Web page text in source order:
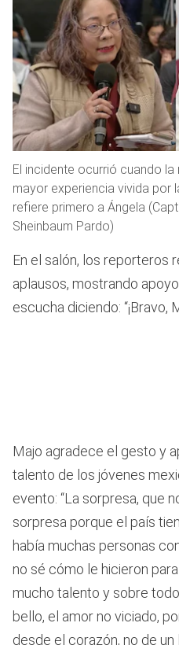
El incidente ocurrió cuando
mayor experiencia vivida por
refiere primero a Ángela
Sheinbaum Pardo)
En el salón, los reporteros
aplausos, mostrando
escucha diciendo: “¡Bravo,
Majo agradece el gesto y
talento de los jóvenes
evento: “La sorpresa, que
sorpresa porque el país
había muchas personas
no sé cómo le hicieron
mucho talento y sobre
bello, el amor no viciado,
desde el corazón, no de